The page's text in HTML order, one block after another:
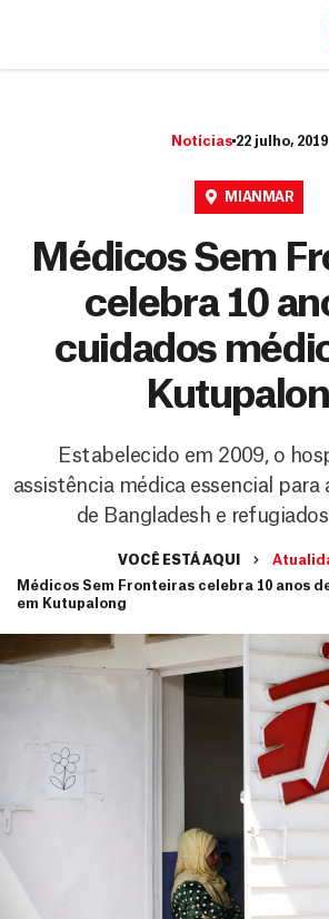
r
Notícias 22 julho, 2019
MIANMAR
Médicos Sem
celebra 10
cuidados
Estabelecido em 2009, o
assistência médica essencial para
de Bangladesh e
VOCÊ ESTÁ AQUI
Médicos Sem Fronteiras celebra 10 anos
em Kutupalong
a
r